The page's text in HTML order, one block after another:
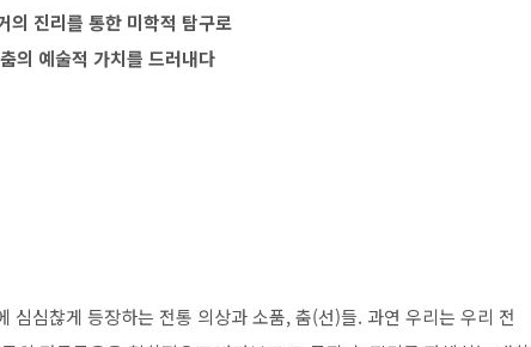
의 진리를 통한 미학적 탐구로
의 예술적 가치를 드러내다
심찮게 등장하는 전통 의상과 소품, 춤(선)들. 과연 우리는 우리 전